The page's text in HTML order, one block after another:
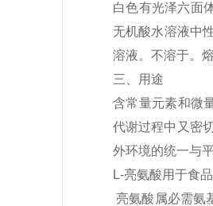
白色有光泽六面
无机酸水溶液中
溶液。不溶于。
三、用途
含常量元素和微
代谢过程中又密
外环境的统一与平
L-亮氨酸用于食
亮氨酸属必需氨